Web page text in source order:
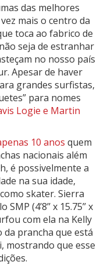
das melhores
mais o centro da
toca ao fabrico de
seja de estranhar
no nosso país
Apesar de haver
grandes surfistas,
para nomes
Logie e Martin
10 anos quem
nacionais além
é possivelmente a
na sua idade,
skater. Sierra
(4’8’’ x 15.75’’ x
com ela na Kelly
da prancha que está
mostrando que esse